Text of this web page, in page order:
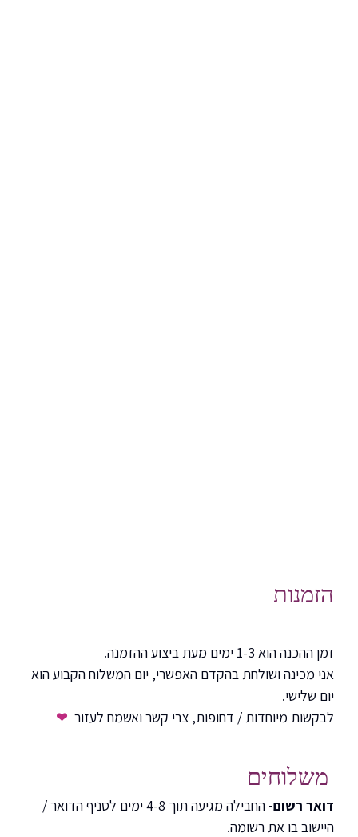
הזמנות
זמן ההכנה הוא 1-3 ימים מעת ביצוע ההזמנה.
אני מכינה ושולחת בהקדם האפשרי, יום המשלוח הקבוע הוא
יום שלישי.
לבקשות מיוחדות / דחופות, צרי קשר ואשמח לעזור ❤
משלוחים
דואר רשום-
החבילה מגיעה תוך 4-8 ימים לסניף הדואר /
היישוב בו את רשומה.